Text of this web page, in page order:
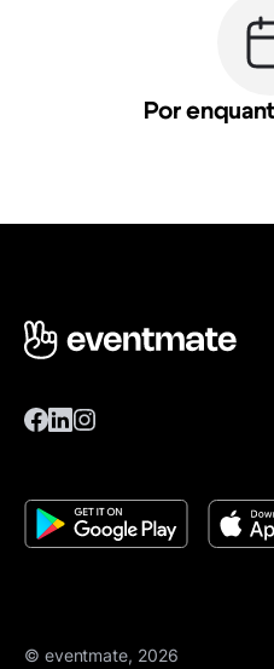
Por
© eventmate, 2026